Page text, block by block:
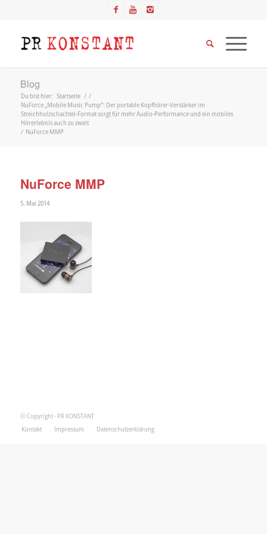
Blog
Du bist hier: Startseite / /
NuForce „Mobile Music Pump“: Der portable Kopfhörer-Verstärker im
Streichholzschachtel-Format sorgt für mehr Audio-Performance und ein mobiles
Hörerlebnis auch zu zweit
/ NuForce MMP
NuForce MMP
5. Mai 2014
© Copyright - PR KONSTANT
Kontakt
Impressum Datenschutzerklärung